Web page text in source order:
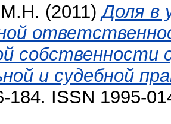
М.Н. (2011)Доля в
собственности
и судебной
184. ISSN 1995-